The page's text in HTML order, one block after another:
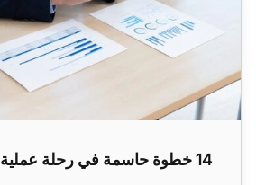
14 خطوة حاسمة في رحلة عملية إدارة المعرفة